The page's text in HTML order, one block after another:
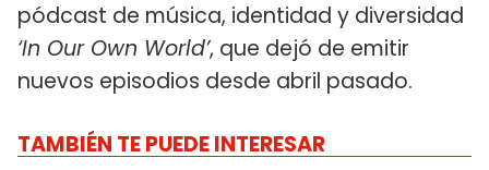
pódcast de música, identidad y diversidad
‘In Our Own World’, que dejó de emitir
nuevos episodios desde abril pasado.
TAMBIÉN TE PUEDE INTERESAR